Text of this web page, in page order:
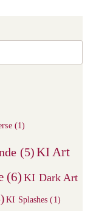
(1)
(5)KI Art
(6) KI Dark Art
KI Splashes (1)